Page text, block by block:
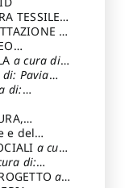
TESSILEa
a
a
a cura di:
Pavia
di:
e del
a cura
di:
a